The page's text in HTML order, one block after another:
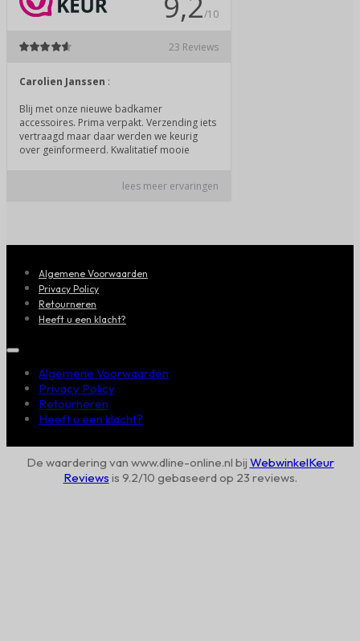
Algemene Voorwaarden
Privacy Policy
Retourneren
Heeft u een klacht?
Algemene Voorwaarden
Privacy Policy
Retourneren
Heeft u een klacht?
De waardering van www.dline-online.nl bij WebwinkelKeur
Reviews is 9.2/10 gebaseerd op 23 reviews.